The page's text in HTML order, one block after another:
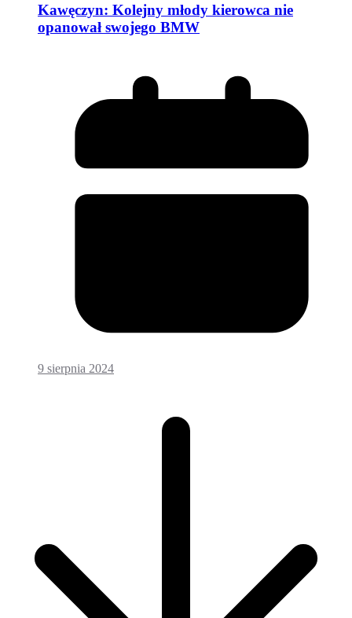
Kawęczyn: Kolejny młody kierowca nie
opanował swojego BMW
9 sierpnia 2024